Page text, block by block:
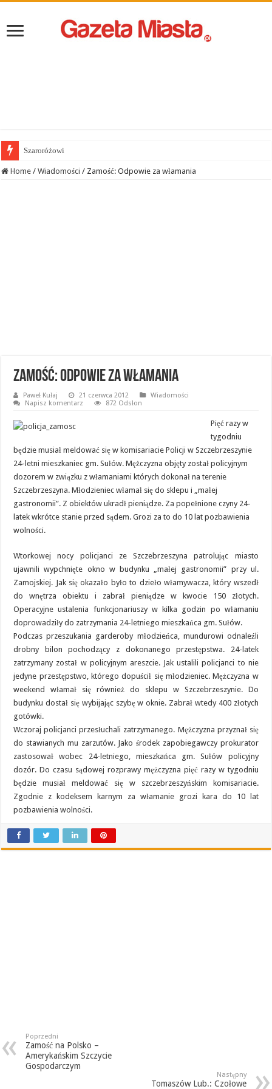
Szaroróżowi
Home / Wiadomości / Zamość: Odpowie za włamania
Zamość: Odpowie za włamania
Paweł Kułaj 21 czerwca 2012
Wiadomości
Napisz komentarz
872 Odsłon
Pięć razy w
tygodniu
będzie musiał meldować się w komisariacie Policji w Szczebrzeszynie
24-letni mieszkaniec gm. Sułów. Mężczyzna objęty został policyjnym
dozorem w związku z włamaniami których dokonał na terenie
Szczebrzeszyna. Młodzieniec włamał się do sklepu i „małej
gastronomii”. Z obiektów ukradł pieniądze. Za popełnione czyny 24-
latek wkrótce stanie przed sądem. Grozi za to do 10 lat pozbawienia
wolności.
Wtorkowej nocy policjanci ze Szczebrzeszyna patrolując miasto
ujawnili wypchnięte okno w budynku „małej gastronomii” przy ul.
Zamojskiej. Jak się okazało było to dzieło włamywacza, który wszedł
do wnętrza obiektu i zabrał pieniądze w kwocie 150 złotych.
Operacyjne ustalenia funkcjonariuszy w kilka godzin po włamaniu
doprowadziły do zatrzymania 24-letniego mieszkańca gm. Sułów.
Podczas przeszukania garderoby młodzieńca, mundurowi odnaleźli
drobny bilon pochodzący z dokonanego przestępstwa. 24-latek
zatrzymany został w policyjnym areszcie. Jak ustalili policjanci to nie
jedyne przestępstwo, którego dopuścił się młodzieniec. Mężczyzna w
weekend włamał się również do sklepu w Szczebrzeszynie. Do
budynku dostał się wybijając szybę w oknie. Zabrał wtedy 400 złotych
gotówki.
Wczoraj policjanci przesłuchali zatrzymanego. Mężczyzna przyznał się
do stawianych mu zarzutów. Jako środek zapobiegawczy prokurator
zastosował wobec 24-letniego, mieszkańca gm. Sułów policyjny
dozór. Do czasu sądowej rozprawy mężczyzna pięć razy w tygodniu
będzie musiał meldować się w szczebrzeszyńskim komisariacie.
Zgodnie z kodeksem karnym za włamanie grozi kara do 10 lat
pozbawienia wolności.
Poprzedni
Zamość na Polsko –
Amerykańskim Szczycie
Gospodarczym
Następny
Tomaszów Lub.: Czołowe